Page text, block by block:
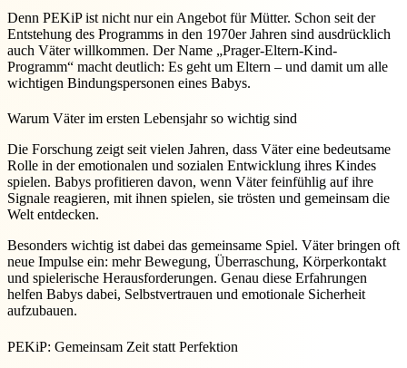
Denn PEKiP ist nicht nur ein Angebot für Mütter. Schon seit der
Entstehung des Programms in den 1970er Jahren sind ausdrücklich
auch Väter willkommen. Der Name „Prager-Eltern-Kind-
Programm“ macht deutlich: Es geht um Eltern – und damit um alle
wichtigen Bindungspersonen eines Babys.
Warum Väter im ersten Lebensjahr so wichtig sind
Die Forschung zeigt seit vielen Jahren, dass Väter eine bedeutsame
Rolle in der emotionalen und sozialen Entwicklung ihres Kindes
spielen. Babys profitieren davon, wenn Väter feinfühlig auf ihre
Signale reagieren, mit ihnen spielen, sie trösten und gemeinsam die
Welt entdecken.
Besonders wichtig ist dabei das gemeinsame Spiel. Väter bringen oft
neue Impulse ein: mehr Bewegung, Überraschung, Körperkontakt
und spielerische Herausforderungen. Genau diese Erfahrungen
helfen Babys dabei, Selbstvertrauen und emotionale Sicherheit
aufzubauen.
PEKiP: Gemeinsam Zeit statt Perfektion